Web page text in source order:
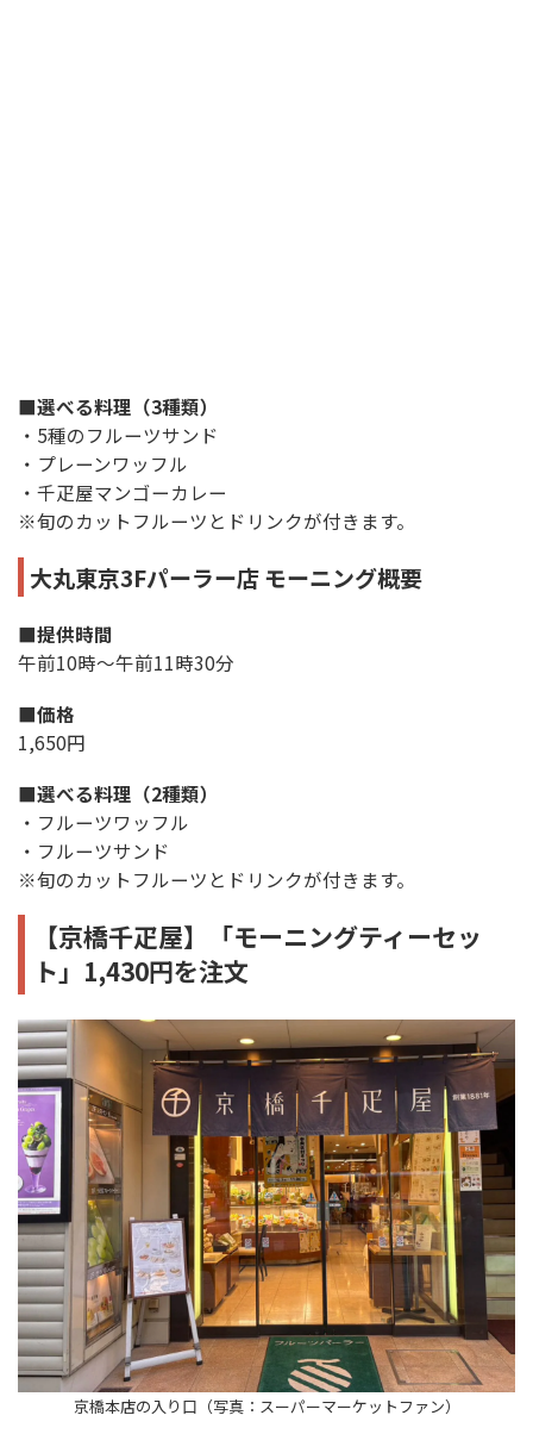
■選べる料理（3種類）
・5種のフルーツサンド
・プレーンワッフル
・千疋屋マンゴーカレー
※旬のカットフルーツとドリンクが付きます。
大丸東京3Fパーラー店 モーニング概要
■提供時間
午前10時～午前11時30分
■価格
1,650円
■選べる料理（2種類）
・フルーツワッフル
・フルーツサンド
※旬のカットフルーツとドリンクが付きます。
【京橋千疋屋】「モーニングティーセッ
ト」1,430円を注文
京橋本店の入り口（写真：スーパーマーケットファン）